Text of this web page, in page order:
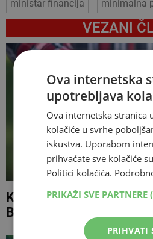
ministar financija minimalna
VEZANI
Koliki su minimalci u
BiH? Razlike su goleme
Ova internetska
upotrebljava
Ova internetska stranica
kolačiće u svrhe
iskustva. Uporabom
prihvaćate sve kolačiće
Politici kolačića.
PRIKAŽI SVE PARTNERE
PRIHVATI